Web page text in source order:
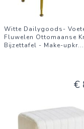
Witte Dailygoods-
Fluwelen Ottomaanse
Bijzettafel - Make-upkr...
€